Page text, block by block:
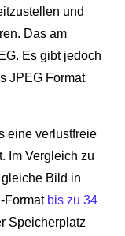
und
Das am
Es gibt jedoch
JPEG Format
eine verlustfreie
Im Vergleich zu
Bild in
Format bis zu 34
Speicherplatz